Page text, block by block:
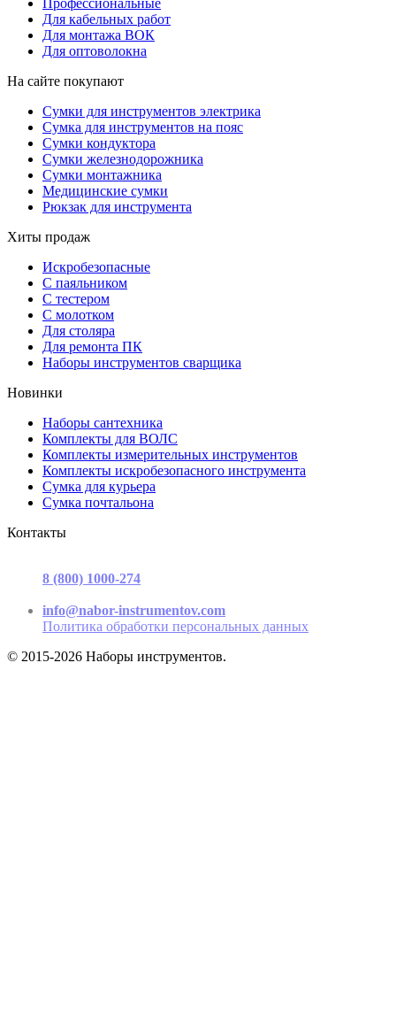
Для кабельных работ
Для монтажа ВОК
Для оптоволокна
На сайте покупают
Сумки для инструментов электрика
Сумка для инструментов на пояс
Сумки кондуктора
Сумки железнодорожника
Сумки монтажника
Медицинские сумки
Рюкзак для инструмента
Хиты продаж
Искробезопасные
С паяльником
С тестером
С молотком
Для столяра
Для ремонта ПК
Наборы инструментов сварщика
Новинки
Наборы сантехника
Комплекты для ВОЛС
Комплекты измерительных инструментов
Комплекты искробезопасного инструмента
Сумка для курьера
Сумка почтальона
Контакты
8 (800) 1000-274
info@nabor-instrumentov.com
Политика обработки персональных данных
© 2015-2026 Наборы инструментов.